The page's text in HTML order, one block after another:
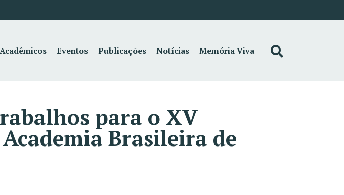
Eventos Publicações Notícias Memória Viva
para o XV
Brasileira de